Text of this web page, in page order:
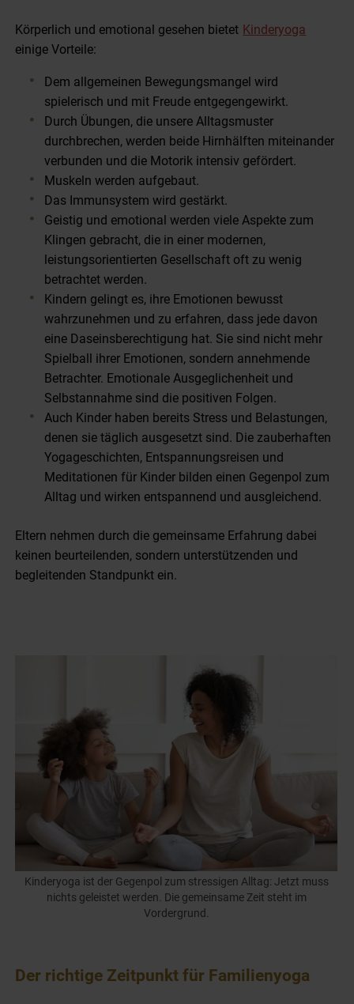
Körperlich und emotional gesehen bietet Kinderyoga
einige Vorteile:
Dem allgemeinen Bewegungsmangel wird
spielerisch und mit Freude entgegengewirkt.
Durch Übungen, die unsere Alltagsmuster
durchbrechen, werden beide Hirnhälften miteinander
verbunden und die Motorik intensiv gefördert.
Muskeln werden aufgebaut.
Das Immunsystem wird gestärkt.
Geistig und emotional werden viele Aspekte zum
Klingen gebracht, die in einer modernen,
leistungsorientierten Gesellschaft oft zu wenig
betrachtet werden.
Kindern gelingt es, ihre Emotionen bewusst
wahrzunehmen und zu erfahren, dass jede davon
eine Daseinsberechtigung hat. Sie sind nicht mehr
Spielball ihrer Emotionen, sondern annehmende
Betrachter. Emotionale Ausgeglichenheit und
Selbstannahme sind die positiven Folgen.
Auch Kinder haben bereits Stress und Belastungen,
denen sie täglich ausgesetzt sind. Die zauberhaften
Yogageschichten, Entspannungsreisen und
Meditationen für Kinder bilden einen Gegenpol zum
Alltag und wirken entspannend und ausgleichend.
Eltern nehmen durch die gemeinsame Erfahrung dabei
keinen beurteilenden, sondern unterstützenden und
begleitenden Standpunkt ein.
Kinderyoga ist der Gegenpol zum stressigen Alltag: Jetzt muss
nichts geleistet werden. Die gemeinsame Zeit steht im
Vordergrund.
Der richtige Zeitpunkt für Familienyoga